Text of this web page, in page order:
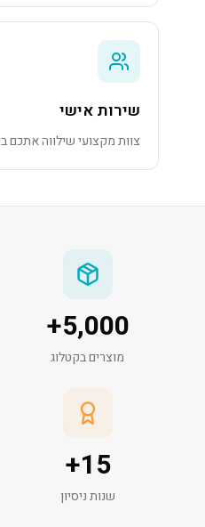
שירות אישי
צוות מקצועי שילווה אתכם
5,000
+
מוצרים בקטלוג
15
+
שנות ניסיון